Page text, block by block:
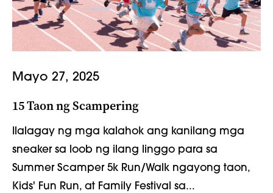
Mayo 27, 2025
15 Taon ng Scampering
Ilalagay ng mga kalahok ang kanilang mga
sneaker sa loob ng ilang linggo para sa
Summer Scamper 5k Run/Walk ngayong taon,
Kids' Fun Run, at Family Festival sa...